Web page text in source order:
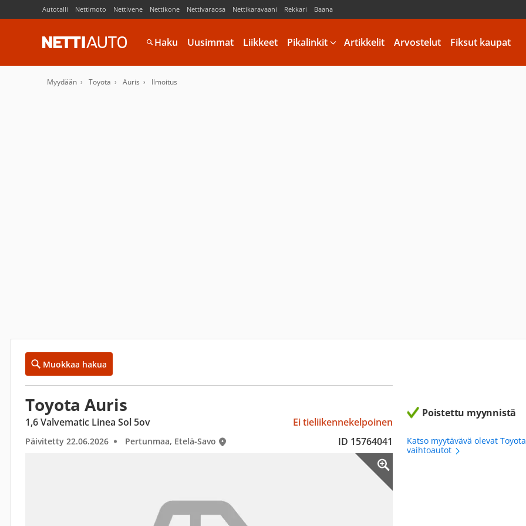
Autotalli Nettimoto Nettivene Nettikone Nettivaraosa Nettikaravaani Rekkari Baana
Haku Uusimmat Liikkeet Pikalinkit Artikkelit Arvostelut Fiksut kaupat
Myydään Toyota Auris Ilmoitus
Muokkaa hakua
Toyota Auris
1,6 Valvematic Linea Sol 5ov Ei tieliikennekelpoinen
Päivitetty 22.06.2026 Pertunmaa, Etelä-Savo ID 15764041
Poistettu myynnistä
Katso myytävävä olevat
vaihtoautot